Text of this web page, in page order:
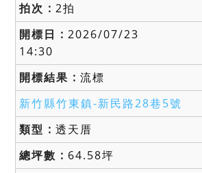
2拍
2026/07/23
14:30
流標
新竹縣竹東鎮-新民路28巷5號
透天厝
64.58坪